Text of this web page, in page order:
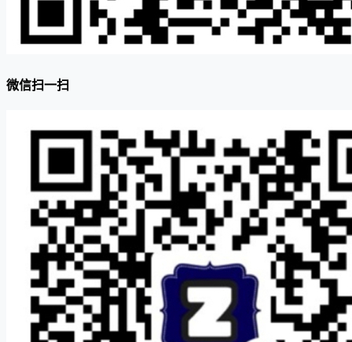
微信扫一扫